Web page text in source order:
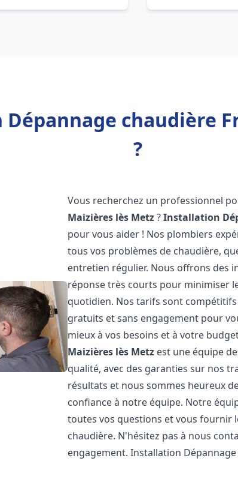
chaudière
?
Vous recherchez un professionnel
Maizières lès Metz?Installation
pour vous aider ! Nos plombiers
tous vos problèmes de chaudière,
entretien régulier. Nous offrons des
réponse très courts pour minimiser
quotidien. Nos tarifs sont
gratuits et sans engagement pour
mieux à vos besoins et à votre
Maizières lès Metz est une équipe
qualité, avec des garanties sur nos
résultats et nous sommes heureux
confiance à notre équipe. Notre
toutes vos questions et vous fournir
chaudière. N'hésitez pas à nous
engagement. Installation Dépannage